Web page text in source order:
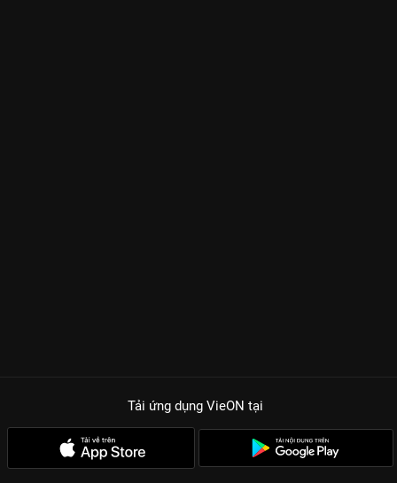
Tải ứng dụng VieON tại